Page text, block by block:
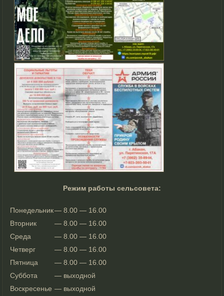
Режим работы сельсовета:
Понедельник— 8.00 — 16.00
Вторник
— 8.00 — 16.00
Среда
— 8.00 — 16.00
Четверг
— 8.00 — 16.00
Пятница
— 8.00 — 16.00
Суббота
— выходной
Воскресенье — выходной